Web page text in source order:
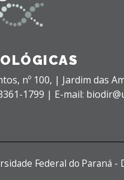
nº 100, | Jardim das
1799 | E-mail:
Federal do Paraná -